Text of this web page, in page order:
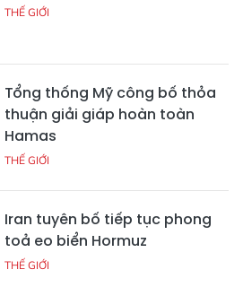
THẾ GIỚI
Tổng thống Mỹ công bố thỏa
thuận giải giáp hoàn toàn
Hamas
THẾ GIỚI
Iran tuyên bố tiếp tục phong
toả eo biển Hormuz
THẾ GIỚI